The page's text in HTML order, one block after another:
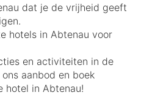
dat je de vrijheid geeft
hotels in Abtenau voor
en activiteiten in de
aanbod en boek
hotel in Abtenau!